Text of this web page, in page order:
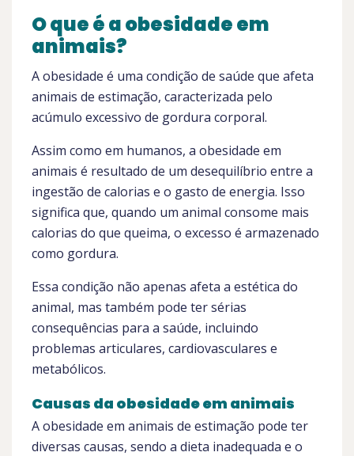
O que é a obesidade em
animais?
A obesidade é uma condição de saúde que afeta
animais de estimação, caracterizada pelo
acúmulo excessivo de gordura corporal.
Assim como em humanos, a obesidade em
animais é resultado de um desequilíbrio entre a
ingestão de calorias e o gasto de energia. Isso
significa que, quando um animal consome mais
calorias do que queima, o excesso é armazenado
como gordura.
Essa condição não apenas afeta a estética do
animal, mas também pode ter sérias
consequências para a saúde, incluindo
problemas articulares, cardiovasculares e
metabólicos.
Causas da obesidade em animais
A obesidade em animais de estimação pode ter
diversas causas, sendo a dieta inadequada e o